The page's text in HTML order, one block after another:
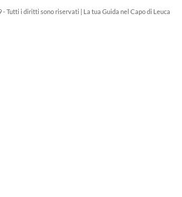
Tutti i diritti sono riservati | La tua Guida nel Capo di Leuca